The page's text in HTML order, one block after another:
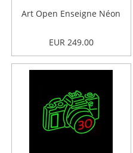
Art Open Enseigne Néon
EUR 249.00